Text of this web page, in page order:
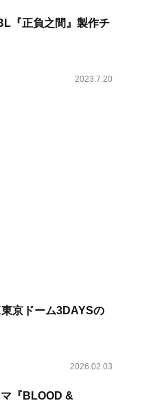
『正負之間』製作チ
2023.7.20
京ドーム3DAYSの
2026.02.03
『BLOOD &